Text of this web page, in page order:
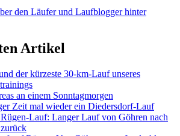
den Läufer und Laufblogger hinter
Artikel
der kürzeste 30-km-Lauf unseres
an einem Sonntagmorgen
Zeit mal wieder ein Diedersdorf-Lauf
Lauf: Langer Lauf von Göhren nach